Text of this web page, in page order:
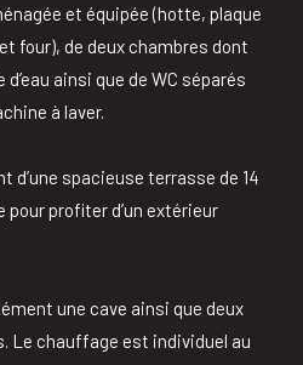
et équipée (hotte, plaque
four), de deux chambres dont
d’eau ainsi que de WC séparés
à laver.
d’une spacieuse terrasse de 14
pour profiter d’un extérieur
une cave ainsi que deux
Le chauffage est individuel au